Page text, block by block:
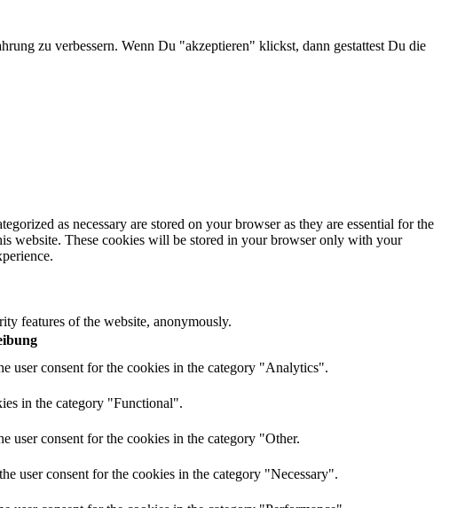
zu verbessern. Wenn Du "akzeptieren" klickst, dann gestattest Du die
as necessary are stored on your browser as they are essential for the
website. These cookies will be stored in your browser only with your
features of the website, anonymously.
user consent for the cookies in the category "Analytics".
in the category "Functional".
user consent for the cookies in the category "Other.
user consent for the cookies in the category "Necessary".